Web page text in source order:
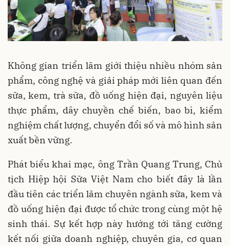
Không gian triển lãm giới thiệu nhiều nhóm sản
phẩm, công nghệ và giải pháp mới liên quan đến
sữa, kem, trà sữa, đồ uống hiện đại, nguyên liệu
thực phẩm, dây chuyền chế biến, bao bì, kiểm
nghiệm chất lượng, chuyển đổi số và mô hình sản
xuất bền vững.
Phát biểu khai mạc, ông Trần Quang Trung, Chủ
tịch Hiệp hội Sữa Việt Nam cho biết đây là lần
đầu tiên các triển lãm chuyên ngành sữa, kem và
đồ uống hiện đại được tổ chức trong cùng một hệ
sinh thái. Sự kết hợp này hướng tới tăng cường
kết nối giữa doanh nghiệp, chuyên gia, cơ quan